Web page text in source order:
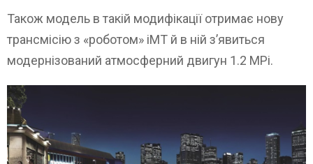
Також модель в такій модифікації отримає нову
трансмісію з «роботом» iMT й в ній з’явиться
модернізований атмосферний двигун 1.2 MPi.